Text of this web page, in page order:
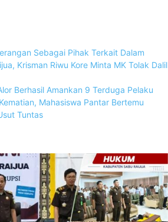
Sebagai Pihak Terkait Dalam
Krisman Riwu Kore Minta MK Tolak Dalil
Berhasil Amankan 9 Terduga Pelaku
Mahasiswa Pantar Bertemu
Tuntas